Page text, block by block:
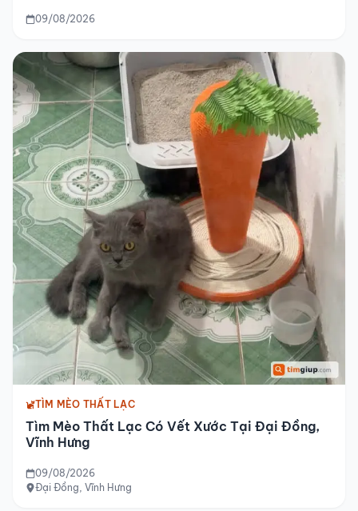
09/08/2026
TÌM MÈO THẤT LẠC
Tìm Mèo Thất Lạc Có Vết Xước Tại Đại Đồng,
Vĩnh Hưng
09/08/2026
Đại Đồng, Vĩnh Hưng